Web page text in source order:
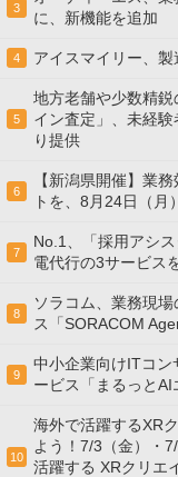
3
に、新機能を追加
4 アイスマイリー、
5
地方老舗や少数精
イン査定」、未経
り提供
6
【新潟県開催】業
トを、8月24日（月
7
No.1、「採用アシ
電代行の3サービス
8
ソラコム、業務現
ス「SORACOM
9
中小企業向けITコ
ービス「まるっと
10
海外で活躍するXR
よう！7/3（金）・
活躍する XRクリエ